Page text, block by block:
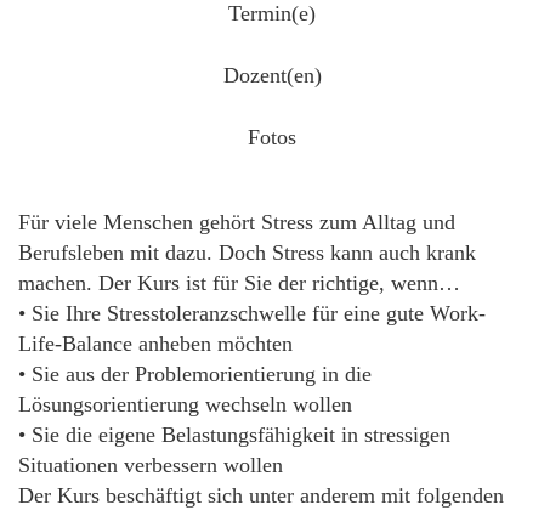
Termin(e)
Dozent(en)
Fotos
Für viele Menschen gehört Stress zum Alltag und
Berufsleben mit dazu. Doch Stress kann auch krank
machen. Der Kurs ist für Sie der richtige, wenn…
• Sie Ihre Stresstoleranzschwelle für eine gute Work-
Life-Balance anheben möchten
• Sie aus der Problemorientierung in die
Lösungsorientierung wechseln wollen
• Sie die eigene Belastungsfähigkeit in stressigen
Situationen verbessern wollen
Der Kurs beschäftigt sich unter anderem mit folgenden